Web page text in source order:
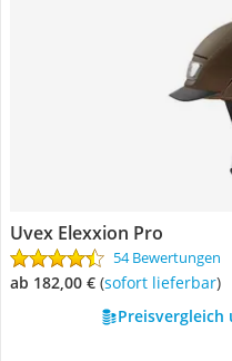
Uvex Elexxion Pro
54 Bewertungen
ab 182,00 € ( Sofort lieferbar)
Preisvergleich